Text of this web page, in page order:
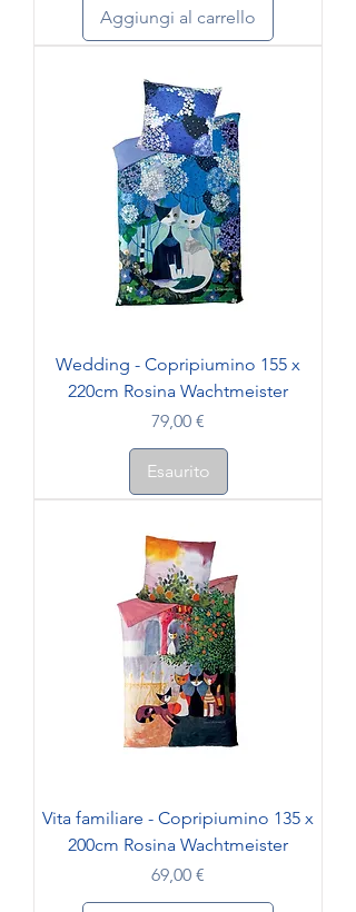
Aggiungi al carrello
Wedding - Copripiumino 155 x
220cm Rosina Wachtmeister
Prezzo
79,00 €
Esaurito
Vita familiare - Copripiumino 135 x
200cm Rosina Wachtmeister
Prezzo
69,00 €